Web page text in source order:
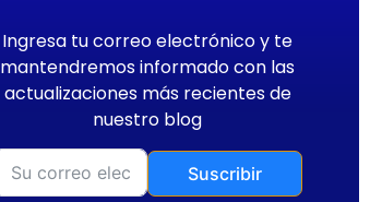
Ingresa tu correo electrónico y te
mantendremos informado con las
actualizaciones más recientes de
nuestro blog
Suscribir